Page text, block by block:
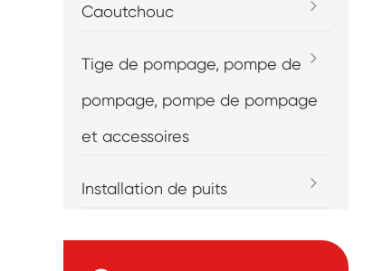
Caoutchouc
Tige de pompage, pompe de
pompage, pompe de pompage
et accessoires
Installation de puits